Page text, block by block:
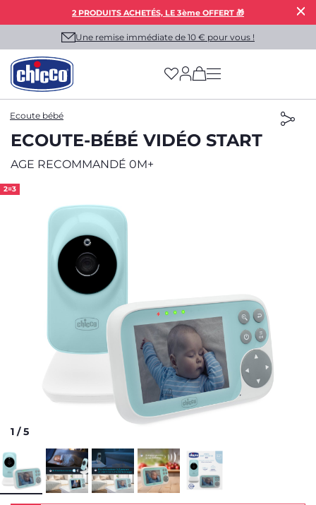
2 PRODUITS ACHETÉS, LE 3ème OFFERT 🎁
Une remise immédiate de 10 € pour vous !
(has more options
Ecoute bébé
ECOUTE-BÉBÉ VIDÉO START
AGE RECOMMANDÉ 0M+
2=3
1 /5